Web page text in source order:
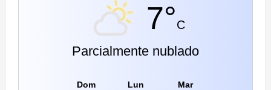
7°C
Parcialmente nublado
Dom Lun Mar